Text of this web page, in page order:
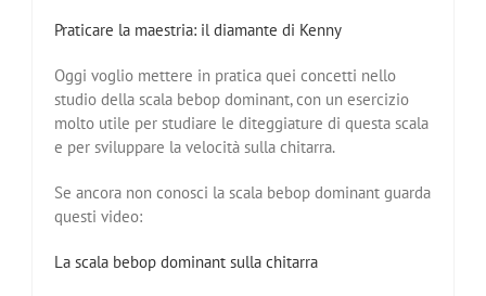
Praticare la maestria: il diamante di Kenny
Oggi voglio mettere in pratica quei concetti nello
studio della scala bebop dominant, con un esercizio
molto utile per studiare le diteggiature di questa scala
e per sviluppare la velocità sulla chitarra.
Se ancora non conosci la scala bebop dominant guarda
questi video:
La scala bebop dominant sulla chitarra